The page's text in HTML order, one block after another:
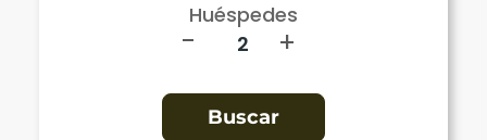
Huéspedes
- +